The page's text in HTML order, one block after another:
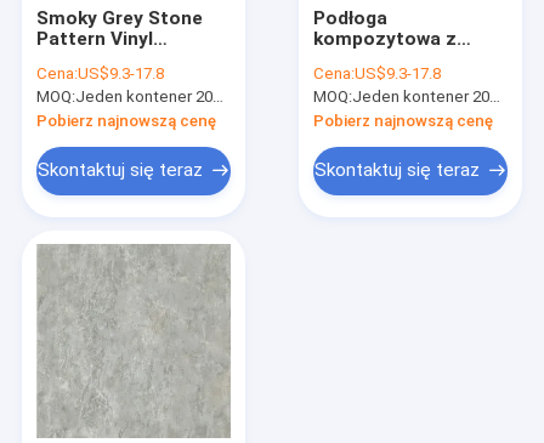
Smoky Grey Stone
Pattern Vinyl
GKBM Greenpy MJ-
S6013
Cena:US$9.3-17.8
MOQ:Jeden kontener 20FT lub 2500m2.
Pobierz najnowszą cenę
Skontaktuj się teraz
Podłoga
kompozytowa z
SPC 5mm 4mm
GKBM Greenpy MJ-
S6014
Cena:US$9.3-17.8
MOQ:Jeden kontener 20FT lub 2500m2.
Pobierz najnowszą cenę
Skontaktuj się teraz